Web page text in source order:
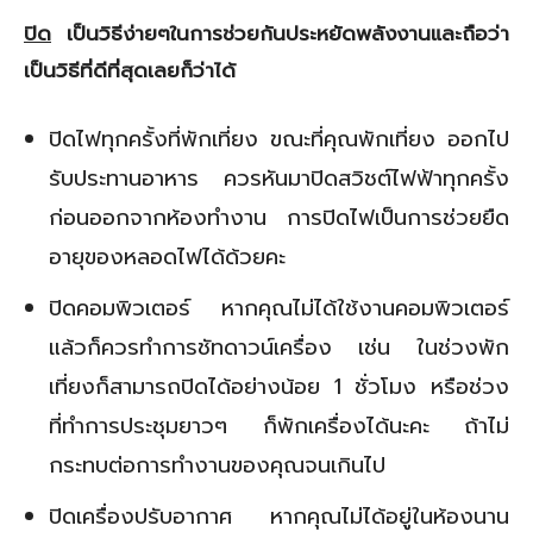
ปิด เป็นวิธีง่ายๆในการช่วยกันประหยัดพลังงานและถือว่า
เป็นวิธีที่ดีที่สุดเลยก็ว่าได้
ปิดไฟทุกครั้งที่พักเที่ยง ขณะที่คุณพักเที่ยง ออกไป
รับประทานอาหาร ควรหันมาปิดสวิชต์ไฟฟ้าทุกครั้ง
ก่อนออกจากห้องทำงาน การปิดไฟเป็นการช่วยยืด
อายุของหลอดไฟได้ด้วยคะ
ปิดคอมพิวเตอร์ หากคุณไม่ได้ใช้งานคอมพิวเตอร์
แล้วก็ควรทำการชัทดาวน์เครื่อง เช่น ในช่วงพัก
เที่ยงก็สามารถปิดได้อย่างน้อย 1 ชั่วโมง หรือช่วง
ที่ทำการประชุมยาวๆ ก็พักเครื่องได้นะคะ ถ้าไม่
กระทบต่อการทำงานของคุณจนเกินไป
ปิดเครื่องปรับอากาศ หากคุณไม่ได้อยู่ในห้องนาน